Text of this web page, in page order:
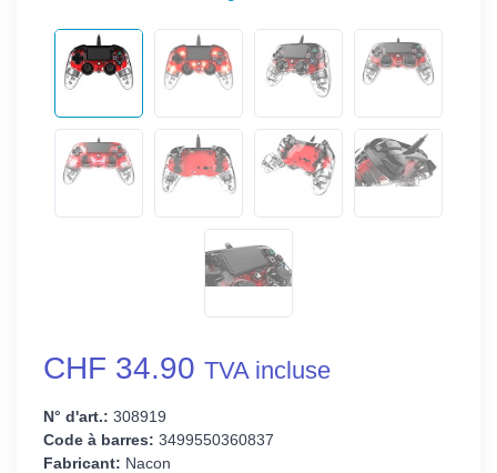
CHF 34.90 TVA incluse
N° d'art.: 308919
Code à barres: 3499550360837
Fabricant: Nacon